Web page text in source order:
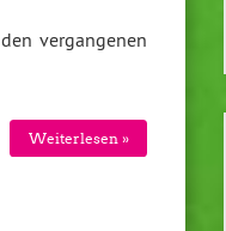
vergangenen
Weiterlesen »